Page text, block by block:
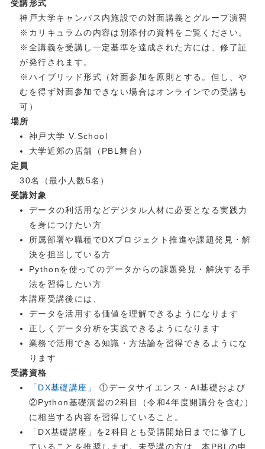
受講形式
神戸大学キャンパス内施設での対面講義とグループ演習
※カリキュラムの内容は別添付の資料をご覧ください。
※全講義を受講し一定基準を達成された方には、修了証
が発行されます。
※ハイブリッド形式（対面参加を原則とする。但し、や
むを得ず対面参加できない場合はオンラインでの受講も
可）
場所
神戸大学 V.School
大学近郊の店舗（PBL舞台）
定員
30名（最小人数5名）
受講対象
データの利活用などデジタル人材に必要となる実践力
を身につけたい方
所属部署や職種でDXプロジェクト推進や課題発見・解
決を担当している方
Pythonを使ってのデータからの課題発見・解決する手
法を習得したい方
本講座受講後には、
データを活用する価値を理解できるようになります
正しくデータ分析を実践できるようになります
業務で活用できる知識・方法論を習得できるようにな
ります
受講資格
「DX基礎講座」
①データサイエンス・AI基礎および
②Python基礎演習の2科目（令和4年度開講分を含む）
に相当する内容を習得していること。
「DX基礎講座」を2科目とも受講開始日までに修了し
ていることを推奨します。未受講の方は、本PBLの申